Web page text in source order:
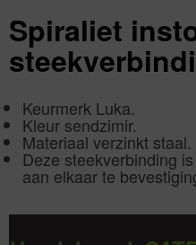
Spiraliet
Keurmerk Luka.
Kleur sendzimir.
Materiaal verzinkt staal.
Deze steekverbinding
aan elkaar te